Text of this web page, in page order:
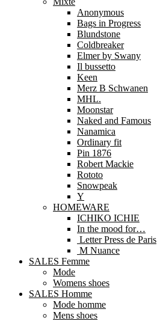
Anonymous
Bags in Progress
Blundstone
Coldbreaker
Elmer by Swany
Il bussetto
Keen
Merz B Schwanen
MHL.
Moonstar
Naked and Famous
Nanamica
Ordinary fit
Pin 1876
Robert Mackie
Rototo
Snowpeak
Y
HOMEWARE
ICHIKO ICHIE
In the mood for…
Letter Press de Paris
M Nuance
SALES Femme
Mode
Womens shoes
SALES Homme
Mode homme
Mens shoes